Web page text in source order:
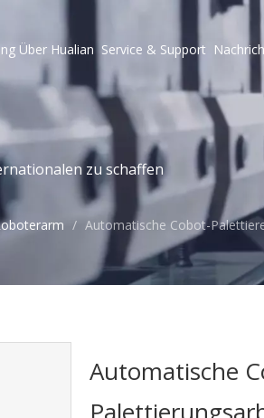
Über Hualian Service & Support
zu schaffen
/ Automatische Cobot-
Automatische